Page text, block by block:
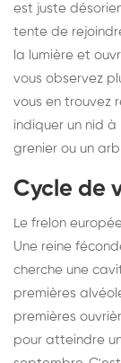
est juste
tente de
la lumière et
vous observez
vous en trouvez
indiquer un nid
grenier ou un
Cycle de
Le frelon
Une reine
cherche une
premières
premières
pour atteindre